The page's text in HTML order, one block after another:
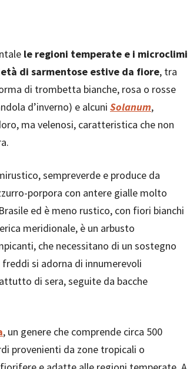
le regioni temperate e i microclimi
di sarmentose estive da fiore, tra
di trombetta bianche, rosa o rosse
d’inverno) e alcuni Solanum,
ma velenosi, caratteristica che non
sempreverde e produce da
porpora con antere gialle molto
ed è meno rustico, con fiori bianchi
meridionale, è un arbusto
che necessitano di un sostegno
si adorna di innumerevoli
di sera, seguite da bacche
, un genere che comprende circa 500
provenienti da zone tropicali o